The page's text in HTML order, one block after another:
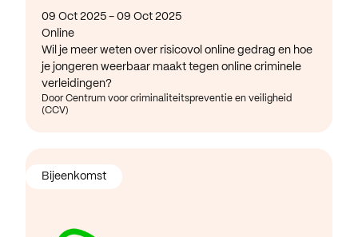
09 Oct 2025 - 09 Oct 2025
Online
Wil je meer weten over risicovol online gedrag en hoe
je jongeren weerbaar maakt tegen online criminele
verleidingen?
Door Centrum voor criminaliteitspreventie en veiligheid
(CCV)
Bijeenkomst